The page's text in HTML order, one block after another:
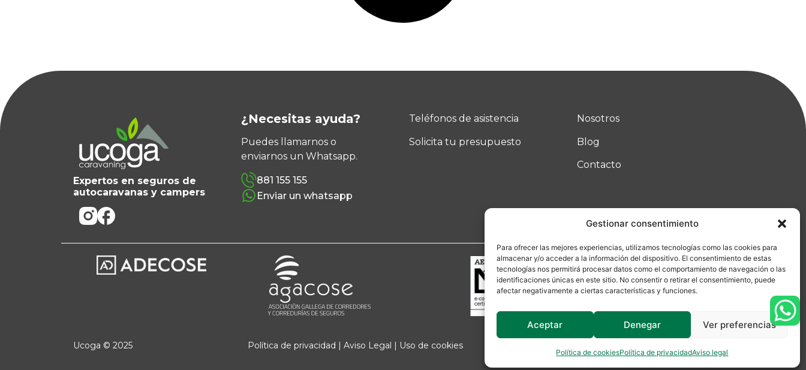
Gestionar consentimiento
Para ofrecer las mejores experiencias, utilizamos tecnologías como las cookies para
almacenar y/o acceder a la información del dispositivo. El consentimiento de estas
tecnologías nos permitirá procesar datos como el comportamiento de navegación o las
identificaciones únicas en este sitio. No consentir o retirar el consentimiento, puede
afectar negativamente a ciertas características y funciones.
Aceptar Denegar Ver preferencias
Política de cookiesPolítica de privacidadAviso legal
¿Necesitas ayuda?
Expertos en seguros de
autocaravanas y campers
¿Necesitas ayuda?
Puedes llamarnos o
enviarnos un Whatsapp.
881 155 155
Enviar un whatsapp
Teléfonos de asistencia
Solicita tu presupuesto
Nosotros
Blog
Contacto
Ucoga © 2025 Política de privacidad |Aviso Legal | Uso de cookies